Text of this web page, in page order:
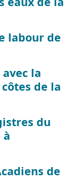
labour de
la
de la
du
de